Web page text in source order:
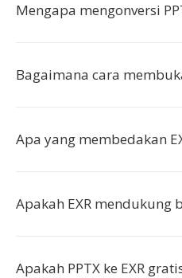
Mengapa mengonversi
Bagaimana cara
Apa yang membedakan
Apakah EXR mendukung
Apakah PPTX ke EXR